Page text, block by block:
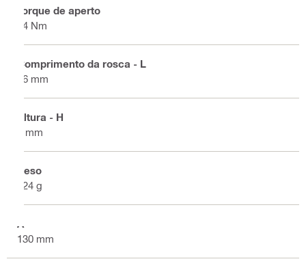
Torque de aperto
84 Nm
Comprimento da rosca - L
36 mm
Altura - H
8 mm
Peso
124 g
A
130 mm